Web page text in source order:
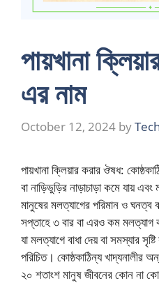
পায়খানা
এর নাম
October 12, 2024 by
পায়খানা ক্লিয়ার করার ঔষধ:
বা নাড়িভুড়ির নাড়াচাড়া কমে যায়
মানুষের মলত্যাগের পরিমান ও ঘনত্ব
সপ্তাহে ৩ বার বা এরও কম মলত্যাগ
যা মলত্যাগে বাধা দেয় বা সমস্যার
পরিচিত। কোষ্ঠকাঠিন্য খাদ্যনালীর
২০ শতাংশ মানুষ জীবনের কোন না